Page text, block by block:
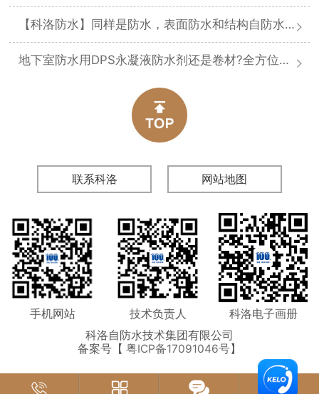
【科洛防水】同样是防水，表面防水和结构自防水差在哪
地下室防水用DPS永凝液防水剂还是卷材?全方位对比分析
联系科洛 网站地图
手机网站 技术负责人
科洛电子画册
科洛自防水技术集团有限公司
备案号【 粤ICP备17091046号】